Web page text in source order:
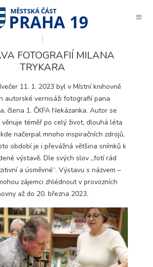
PRAHA 19
FOTOGRAFIÍ MILANA
TRYKARA
11. 1. 2023 byl v Místní knihovně
autorské vernisáži fotografií pana
člena 1. ČKFA Nekázanka. Autor se
téměř po celý život, dlouhá léta
načerpal mnoho inspiračních zdrojů,
období je i převážná většina snímků k
výstavě. Dle svých slov „fotí rád
a úsměvné“. Výstavu s názvem –
zájemci zhlédnout v provozních
až do 20. března 2023.
Technické
cookies
Technické
cookies jsou
nezbytné pro
správné